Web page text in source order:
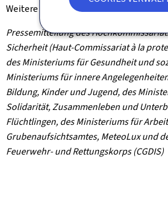
Weitere Informationen finden Sie unter:
Pressemitteilung des
Sicherheit (Haut-Commissariat à la
des Ministeriums für Gesundheit und
Ministeriums für innere
Bildung, Kinder und Jugend, des
Solidarität, Zusammenleben und
Flüchtlingen, des Ministeriums für
Grubenaufsichtsamtes, MeteoLux und
Feuerwehr- und Rettungskorps (CGDIS)